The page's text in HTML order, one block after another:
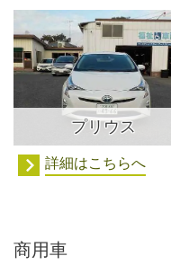
プリウス
詳細はこちらへ
商用車